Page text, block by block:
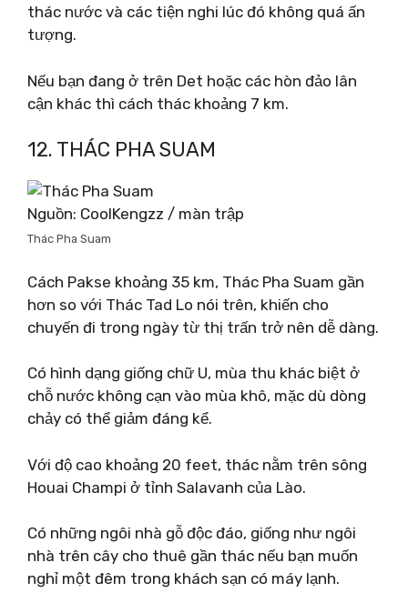
thác nước và các tiện nghi lúc đó không quá ấn
tượng.
Nếu bạn đang ở trên Det hoặc các hòn đảo lân
cận khác thì cách thác khoảng 7 km.
12. THÁC PHA SUAM
Nguồn: CoolKengzz / màn trập
Thác Pha Suam
Cách Pakse khoảng 35 km, Thác Pha Suam gần
hơn so với Thác Tad Lo nói trên, khiến cho
chuyến đi trong ngày từ thị trấn trở nên dễ dàng.
Có hình dạng giống chữ U, mùa thu khác biệt ở
chỗ nước không cạn vào mùa khô, mặc dù dòng
chảy có thể giảm đáng kể.
Với độ cao khoảng 20 feet, thác nằm trên sông
Houai Champi ở tỉnh Salavanh của Lào.
Có những ngôi nhà gỗ độc đáo, giống như ngôi
nhà trên cây cho thuê gần thác nếu bạn muốn
nghỉ một đêm trong khách sạn có máy lạnh.